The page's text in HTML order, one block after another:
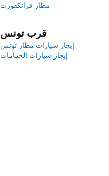
مطار فرانكفورت
قرب تونس
إيجار سيارات مطار تونس
إيجار سيارات الحمامات